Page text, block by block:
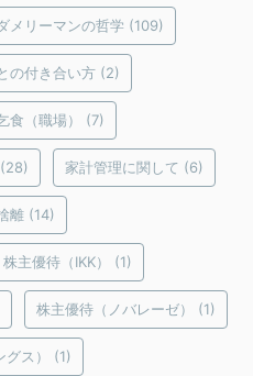
メリーマンの哲学 (109)
の付き合い方 (2)
食（職場） (7)
(28) 家計管理に関して (6)
離 (14)
株主優待（IKK） (1)
株主優待（ノバレーゼ） (1)
ス） (1)